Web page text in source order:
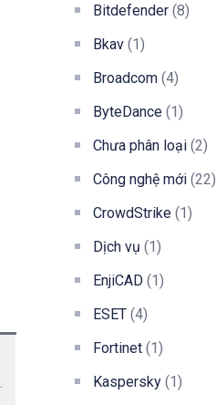
Bitdefender (8)
Bkav (1)
Broadcom (4)
ByteDance (1)
Chưa phân loại (2)
Công nghệ mới (22)
CrowdStrike (1)
Dịch vụ (1)
EnjiCAD (1)
ESET (4)
Fortinet (1)
Kaspersky (1)